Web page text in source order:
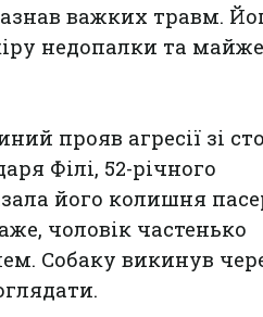
важких травм.
недопалки та
прояв агресії зі
Філі, 52-річного
його колишня
чоловік частенько
Собаку викинув